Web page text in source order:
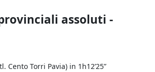
assoluti -
Cento Torri Pavia) in 1h12’25”